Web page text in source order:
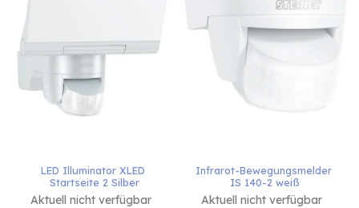
LED Illuminator XLED
Startseite 2 Silber
Aktuell nicht verfügbar
Infrarot-Bewegungsmelder
IS 140-2 weiß
Aktuell nicht verfügbar